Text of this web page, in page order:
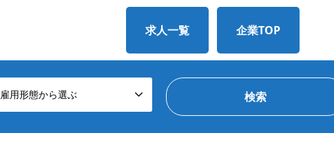
求人一覧 企業TOP
雇用形態から選ぶ